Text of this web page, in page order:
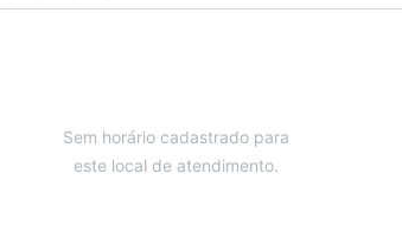
AX CLINIC
RUA ROMILDO BONINI
INSTITUTO PLURIS
RUA CARLOS ITAICY
Sem horário cadastrado para
este local de atendimento.